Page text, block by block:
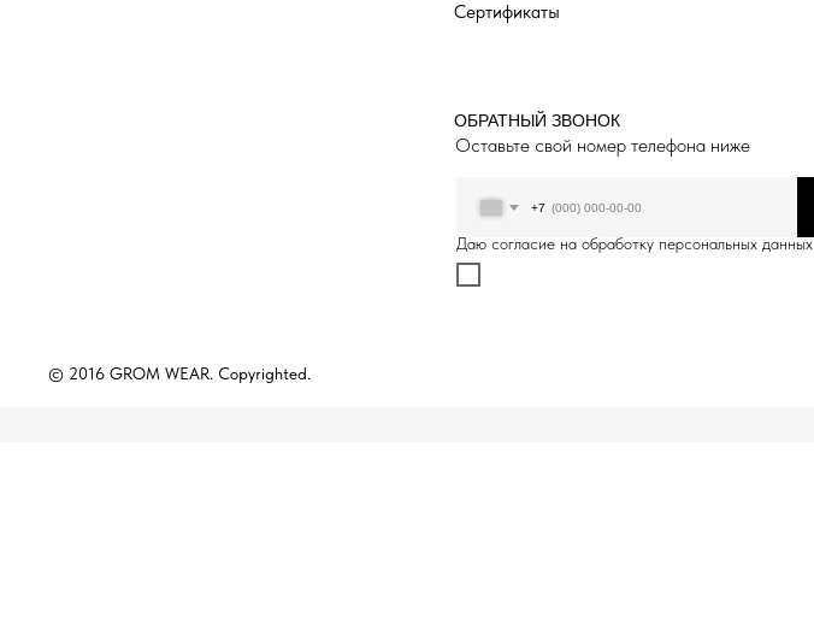
© 2016 GROM WEAR. Copyrighted.
ОБРАТНЫЙ ЗВОНОК
Оставьте свой номер телефона ниже
+7
Даю согласие на обработку персональных данных
Сертификаты